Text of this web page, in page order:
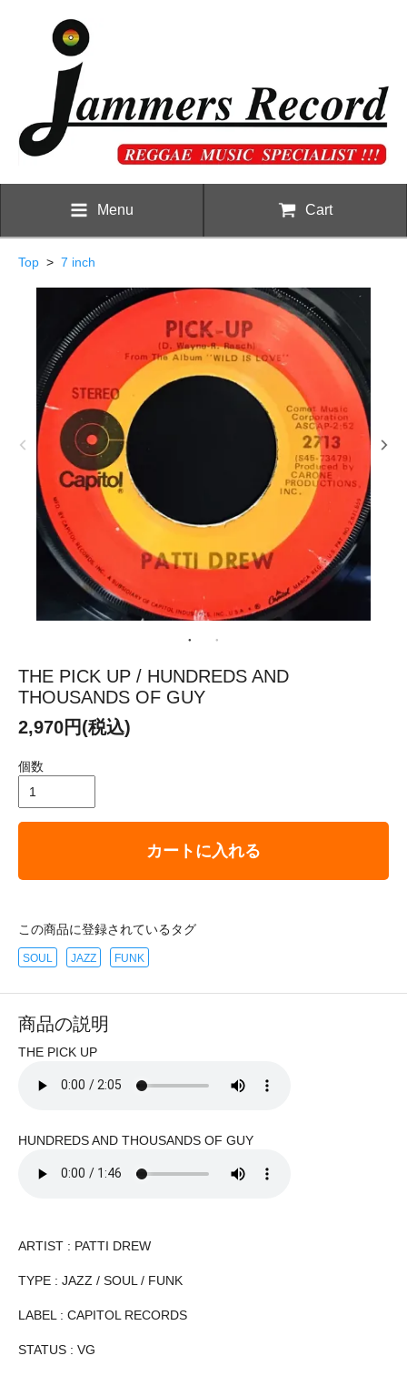
Menu Cart
Top > 7 inch
THE PICK UP / HUNDREDS AND
THOUSANDS OF GUY
2,970円(税込)
個数
カートに入れる
この商品に登録されているタグ
SOUL JAZZ FUNK
商品の説明
THE PICK UP
HUNDREDS AND THOUSANDS OF GUY
ARTIST : PATTI DREW
TYPE : JAZZ / SOUL / FUNK
LABEL : CAPITOL RECORDS
STATUS : VG